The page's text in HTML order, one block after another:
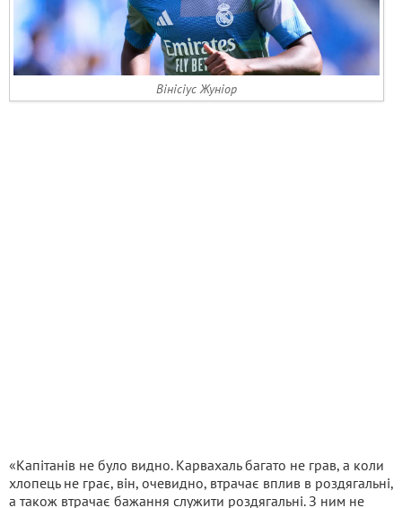
Вінісіус Жуніор
«Капітанів не було видно. Карвахаль багато не грав, а коли
хлопець не грає, він, очевидно, втрачає вплив в роздягальні,
а також втрачає бажання служити роздягальні. З ним не